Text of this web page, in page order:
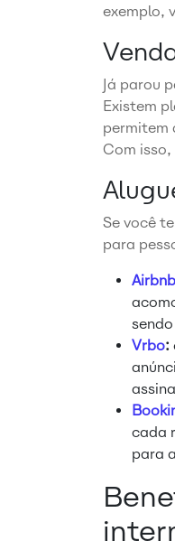
exemplo,
Já parou
Existem
permitem
Com
Se você
para
Airbnb
Vrbo:
cada
para